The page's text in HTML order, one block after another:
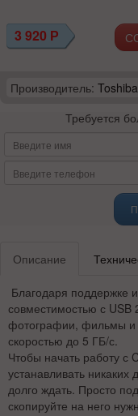
3 920 Р
Производитель: Toshiba
Требуется
Описание
Благодаря поддержке
совместимостью с USB
фотографии, фильмы и
скоростью до 5 ГБ/с.
Чтобы начать работу с
устанавливать
долго ждать. Просто
скопируйте на него